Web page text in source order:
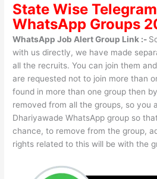
State Wise
WhatsApp Groups
WhatsApp Job Alert Group Link :-
with us directly, we have made
all the recruits. You can join them
are requested not to join more than
found in more than one group then
removed from all the groups, so you
Dhariyawade WhatsApp group so
chance, to remove from the group,
rights related to this will be with the